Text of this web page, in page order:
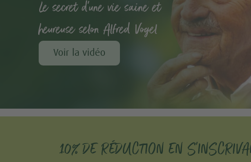
Le secret d'une vie saine et
heureuse selon Alfred Vogel
Voir la vidéo
10% DE RÉDUCTION EN